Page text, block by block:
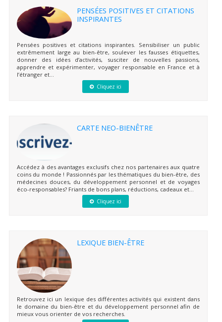
PENSÉES POSITIVES ET CITATIONS
INSPIRANTES
Pensées positives et citations inspirantes. Sensibiliser un public
extrêmement large au bien-être, soulever les fausses étiquettes,
donner des idées d’activités, susciter de nouvelles passions,
apprendre et expérimenter, voyager responsable en France et à
l’étranger et...
Cliquez ici
CARTE NEO-BIENÊTRE
Accédez à des avantages exclusifs chez nos partenaires aux quatre
coins du monde ! Passionnés par les thématiques du bien-être, des
médecines douces, du développement personnel et de voyages
éco-responsables? Friants de bons plans, réductions, cadeaux et...
Cliquez ici
LEXIQUE BIEN-ÊTRE
Retrouvez ici un lexique des différentes activités qui existent dans
le domaine du bien-être et du développement personnel afin de
mieux vous orienter de vos recherches.